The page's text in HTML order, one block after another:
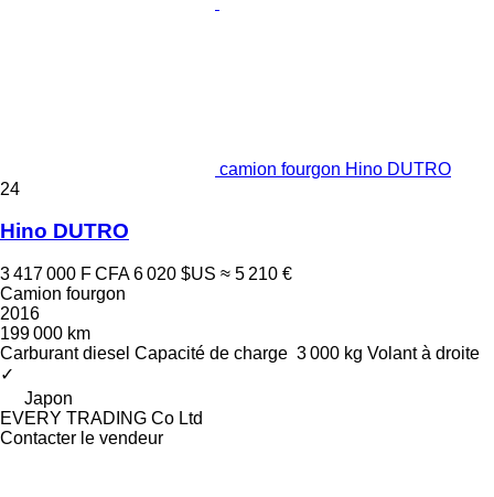
camion fourgon Hino DUTRO
24
Hino DUTRO
3 417 000 F CFA 6 020 $US ≈ 5 210 €
Camion fourgon
2016
199 000 km
Carburant diesel Capacité de charge 3 000 kg Volant à droite
✓
Japon
EVERY TRADING Co Ltd
Contacter le vendeur